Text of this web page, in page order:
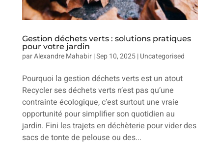
Gestion déchets verts : solutions pratiques
pour votre jardin
parAlexandre Mahabir|Sep 10, 2025|Uncategorised
Pourquoi la gestion déchets verts est un atout
Recycler ses déchets verts n’est pas qu’une
contrainte écologique, c’est surtout une vraie
opportunité pour simplifier son quotidien au
jardin. Fini les trajets en déchèterie pour vider des
sacs de tonte de pelouse ou des...